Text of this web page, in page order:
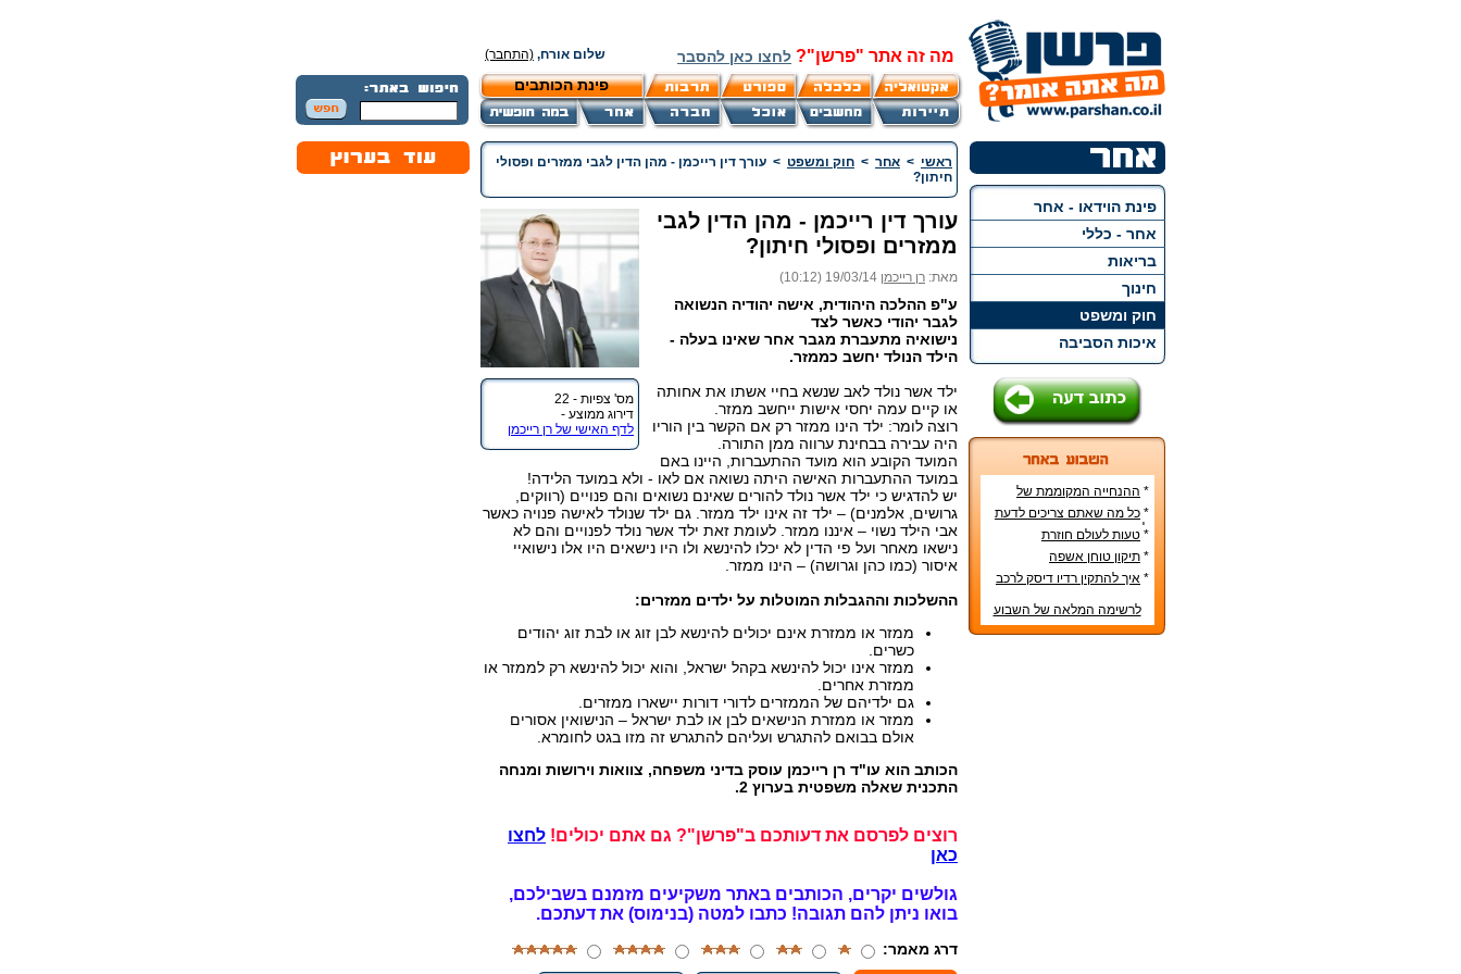
מה זה אתר "פרשן"? לחצו כאן להסבר שלום אורח, (התחבר)
פינת הכותבים
פינת הוידאו - אחר
אחר - כללי
בריאות
חינוך
חוק ומשפט
איכות הסביבה
* ההנחייה המקוממת של
משרד החינוך
* כל מה שאתם צריכים לדעת
לפני קניית מטבח חדש
* טעות לעולם חוזרת
* תיקון טוחן אשפה
* איך להתקין רדיו דיסק לרכב
לרשימה המלאה של השבוע
ראשי > אחר > חוק ומשפט > עורך דין רייכמן - מהן הדין לגבי ממזרים ופסולי
חיתון?
מס' צפיות - 22
דירוג ממוצע -
לדף האישי של רן רייכמן
עורך דין רייכמן - מהן הדין לגבי
ממזרים ופסולי חיתון?
מאת: רן רייכמן 19/03/14 (10:12)
ע"פ ההלכה היהודית, אישה יהודיה הנשואה
לגבר יהודי כאשר לצד
נישואיה מתעברת מגבר אחר שאינו בעלה -
הילד הנולד יחשב כממזר.
ילד אשר נולד לאב שנשא בחיי אשתו את אחותה
או קיים עמה יחסי אישות ייחשב ממזר.
רוצה לומר: ילד הינו ממזר רק אם הקשר בין הוריו
היה עבירה בבחינת ערווה ממן התורה.
המועד הקובע הוא מועד ההתעברות, היינו באם
במועד ההתעברות האישה היתה נשואה אם לאו - ולא במועד הלידה!
יש להדגיש כי ילד אשר נולד להורים שאינם נשואים והם פנויים (רווקים,
גרושים, אלמנים) – ילד זה אינו ילד ממזר. גם ילד שנולד לאישה פנויה כאשר
אבי הילד נשוי – איננו ממזר. לעומת זאת ילד אשר נולד לפנויים והם לא
נישאו מאחר ועל פי הדין לא יכלו להינשא ולו היו נישאים היו אלו נישואיי
איסור (כמו כהן וגרושה) – הינו ממזר.
ההשלכות וההגבלות המוטלות על ילדים ממזרים:
ממזר או ממזרת אינם יכולים להינשא לבן זוג או לבת זוג יהודים
כשרים.
ממזר אינו יכול להינשא בקהל ישראל, והוא יכול להינשא רק לממזר או
ממזרת אחרים.
גם ילדיהם של הממזרים לדורי דורות יישארו ממזרים.
ממזר או ממזרת הנישאים לבן או לבת ישראל – הנישואין אסורים
אולם בבואם להתגרש ועליהם להתגרש זה מזו בגט לחומרא.
הכותב הוא עו"ד רן רייכמן עוסק בדיני משפחה, צוואות וירושות ומנחה
התכנית שאלה משפטית בערוץ 2.
רוצים לפרסם את דעותכם ב"פרשן"? גם אתם יכולים! לחצו
כאן
גולשים יקרים, הכותבים באתר משקיעים מזמנם בשבילכם,
בואו ניתן להם תגובה! כתבו למטה (בנימוס) את דעתכם.
דרג מאמר: